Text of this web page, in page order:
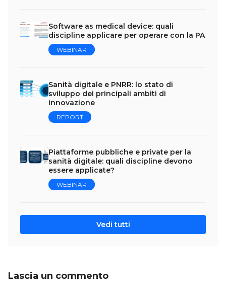
Software as medical device: quali
discipline applicare per operare con la PA
WEBINAR
Sanità digitale e PNRR: lo stato di
sviluppo dei principali ambiti di
innovazione
REPORT
Piattaforme pubbliche e private per la
sanità digitale: quali discipline devono
essere applicate?
WEBINAR
Vedi tutti
Lascia un commento